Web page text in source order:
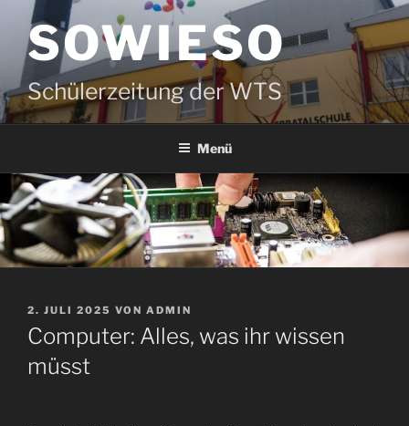
Inhalt
springenSOWIESO
Schülerzeitung der WTS
Menü
VERÖFFENTLICHT
AM
2. JULI 2025 VON ADMIN
Computer: Alles, was ihr wissen
müsst